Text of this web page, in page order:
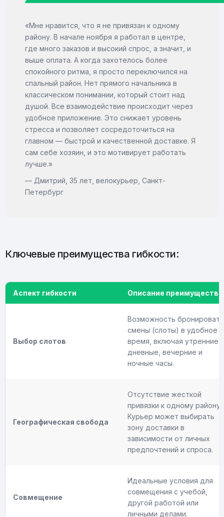
«Мне нравится, что я не привязан к одному
району. В начале ноября я работал в центре,
где много заказов и высокий спрос, а значит, и
выше оплата. А когда захотелось более
спокойного ритма, я просто переключился на
спальный район. Нет прямого начальника в
классическом понимании, который стоит над
душой. Все взаимодействие происходит через
удобное приложение. Это снижает уровень
стресса и позволяет сосредоточиться на
главном — быстрой и качественной доставке. Я
сам себе хозяин, и это мотивирует работать
лучше.»
— Дмитрий, 35 лет, велокурьер, Санкт-
Петербург
Ключевые преимущества гибкости:
Аспект гибкости Описание преимущества
Выбор слотов
Возможность бронировать
смены (слоты) в удобное
время, включая утренние,
дневные, вечерние и
ночные часы.
Географическая свобода
Отсутствие жесткой
привязки к одному району.
Курьер может выбирать
зону доставки в
зависимости от личных
предпочтений и спроса.
Совмещение
Идеальные условия для
совмещения с учебой,
другой работой или
личными делами.